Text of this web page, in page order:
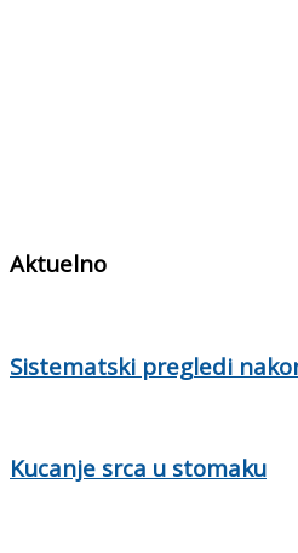
Aktuelno
Sistematski pregledi
Kucanje srca u stomaku